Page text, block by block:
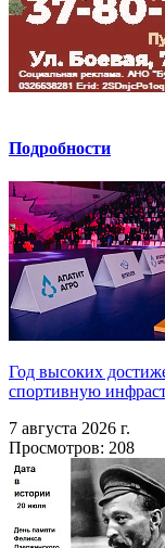
Подробности
Год высоких
спортивную
7 августа 2026 г.
Просмотров: 208